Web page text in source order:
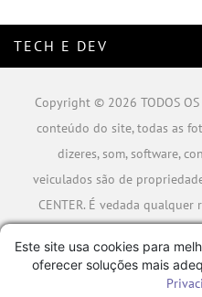
TECH E DEV
Copyright © 2026 TODOS OS
conteúdo do site, todas as
dizeres, som, software,
veiculados são de
CENTER. É vedada
A violação de qualquer
responsabilização cível
Este site usa cookies para
oferecer soluções mais